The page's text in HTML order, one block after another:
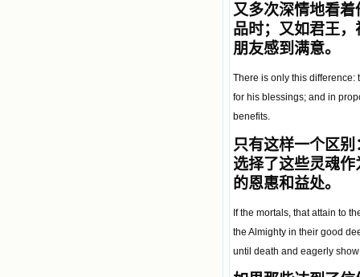
又多次深情地看
品时；又如君王，
朋友感到满意。
There is only this
for his blessings; and in
benefits.
只有这样一个区别
选择了这些灵魂
的恩惠和益处。
If the mortals, that attain to
the Almighty in their good
until death and eagerly